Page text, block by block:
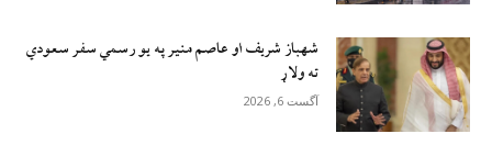
شهباز شریف او عاصم منیر په یو رسمي سفر سعودي
ته ولاړ
آگست 6, 2026